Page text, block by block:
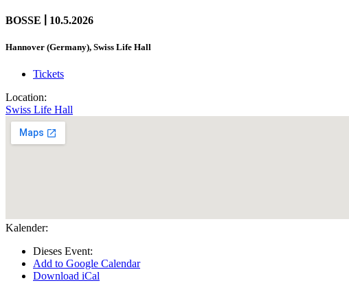
BOSSE 10.5.2026
Hannover (Germany), Swiss Life Hall
Tickets
Location:
Swiss Life Hall
Kalender:
Dieses Event:
Add to Google Calendar
Download iCal